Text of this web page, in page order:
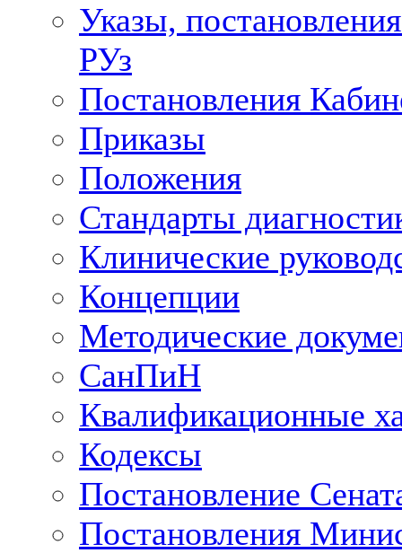
Указы,
РУз
Постановления
Приказы
Положения
Стандарты
Клинические
Концепции
Методические
СанПиН
Квалификационные
Кодексы
Постановление
Постановления